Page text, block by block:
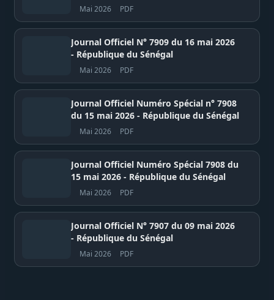
Mai 2026 PDF
Journal Officiel N° 7909 du 16 mai 2026
- République du Sénégal
Mai 2026 PDF
Journal Officiel Numéro Spécial n° 7908
du 15 mai 2026 - République du Sénégal
Mai 2026 PDF
Journal Officiel Numéro Spécial 7908 du
15 mai 2026 - République du Sénégal
Mai 2026 PDF
Journal Officiel N° 7907 du 09 mai 2026
- République du Sénégal
Mai 2026 PDF